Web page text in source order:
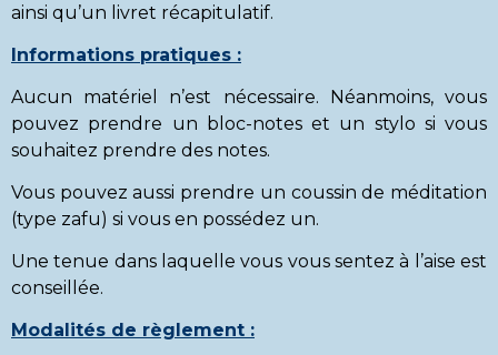
ainsi qu’un livret récapitulatif.
Informations pratiques :
Aucun matériel n’est nécessaire. Néanmoins, vous
pouvez prendre un bloc-notes et un stylo si vous
souhaitez prendre des notes.
Vous pouvez aussi prendre un coussin de méditation
(type zafu) si vous en possédez un.
Une tenue dans laquelle vous vous sentez à l’aise est
conseillée.
Modalités de règlement :